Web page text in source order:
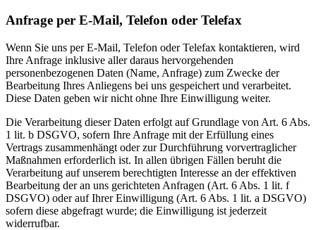
Anfrage per E-Mail, Telefon oder Telefax
Wenn Sie uns per E-Mail, Telefon oder Telefax kontaktieren, wird
Ihre Anfrage inklusive aller daraus hervorgehenden
personenbezogenen Daten (Name, Anfrage) zum Zwecke der
Bearbeitung Ihres Anliegens bei uns gespeichert und verarbeitet.
Diese Daten geben wir nicht ohne Ihre Einwilligung weiter.
Die Verarbeitung dieser Daten erfolgt auf Grundlage von Art. 6 Abs.
1 lit. b DSGVO, sofern Ihre Anfrage mit der Erfüllung eines
Vertrags zusammenhängt oder zur Durchführung vorvertraglicher
Maßnahmen erforderlich ist. In allen übrigen Fällen beruht die
Verarbeitung auf unserem berechtigten Interesse an der effektiven
Bearbeitung der an uns gerichteten Anfragen (Art. 6 Abs. 1 lit. f
DSGVO) oder auf Ihrer Einwilligung (Art. 6 Abs. 1 lit. a DSGVO)
sofern diese abgefragt wurde; die Einwilligung ist jederzeit
widerrufbar.